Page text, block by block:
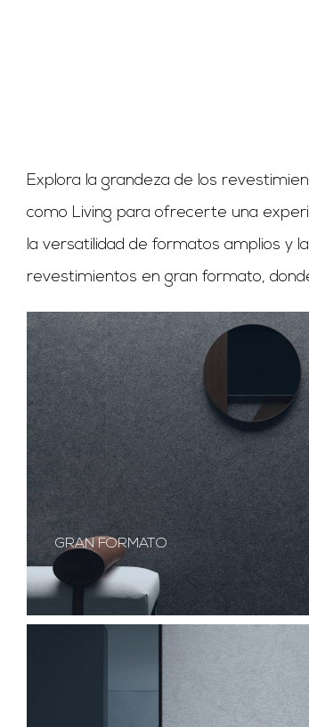
Explora la grandeza de los
como Living para ofrecerte una
la versatilidad de formatos amplios y
revestimientos en gran formato,
GRAN FORMATO